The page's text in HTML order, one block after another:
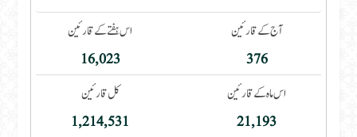
آج کے قارئین
376
اس ہفتے کے قارئین
16,023
اس ماہ کے قارئین
21,193
کل قارئین
1,214,531